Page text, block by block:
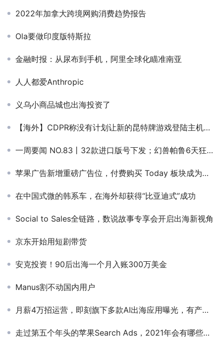
2022年加拿大跨境网购消费趋势报告
Ola要做印度版特斯拉
金融时报：从尿布到手机，阿里全球化瞄准南亚
人人都爱Anthropic
义乌小商品城也出海投资了
【海外】CDPR称没有计划让新的昆特牌游戏登陆主机平台
一周要闻 NO.83丨32款进口版号下发；幻兽帕鲁6天狂赚1亿美金；拼多多冲入世界100强
苹果广告新增重磅广告位，付费购买 Today 板块成为广告主必争之地！
在中国式微的韩系车，在海外却获得“比亚迪式”成功
Social to Sales全链路，数说故事专享会开启出海新视角
京东开始用短剧带货
安克投资！90后出海一个月入账300万美金
Manus割不动国内用户
月薪4万招运营，即刻旗下多款AI出海应用曝光，有产品已积累百万用户
走过第五个年头的苹果Search Ads，2021年会有哪些新变化？